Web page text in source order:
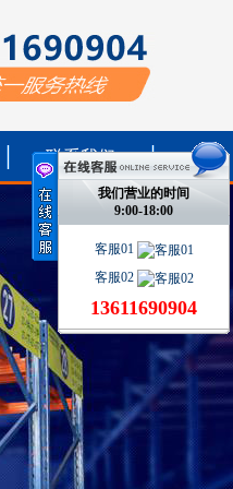
联系我们
我们营业的时间
9:00-18:00
客服01
客服02
13611690904